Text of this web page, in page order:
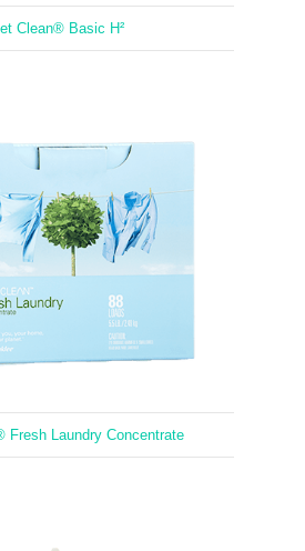
Clean® Basic H²
Fresh Laundry Concentrate